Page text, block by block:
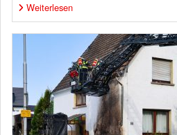
Weiterlesen